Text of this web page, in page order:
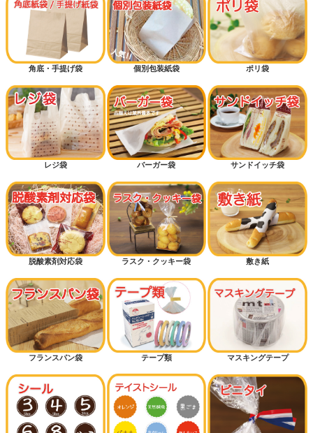
オススメ差別化アイテム
低コストタイプ
底マチ付きパン袋
横マチ付きパン袋
カッコイイ
カワイイ
ギフトラッピング
ハロウィン
クリスマス
おむつ袋・防臭袋
メロンパン
ドッグパン
菓子パン（保湿が必要なパン）
クロワッサン
バーガー
角底・手提げ袋 個別包装紙袋 ポリ袋
レジ袋 バーガー袋 サンドイッチ袋
脱酸素剤対応袋 ラスク・クッキー袋 敷き紙
フランスパン袋 テープ類 マスキングテープ